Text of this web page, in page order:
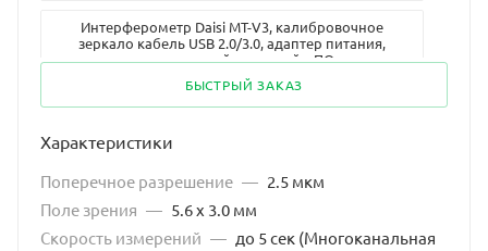
Интерферометр Daisi MT-V3, калибровочное
зеркало кабель USB 2.0/3.0, адаптер питания,
шестигранный ключ, кейс, ПО
(16/32 волокна)
Оправа для многоволоконных феррул MT Male
(12/24 волокна)
БЫСТРЫЙ ЗАКАЗ
Характеристики
Поперечное разрешение — 2.5 мкм
Поле зрения — 5.6 x 3.0 мм
Скорость измерений — до 5 сек (Многоканальная